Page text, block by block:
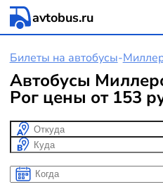
avtobus.ru
Билеты на автобусы-
Автобусы
Рог цены от 153
Откуда
Куда
Когда
Когда